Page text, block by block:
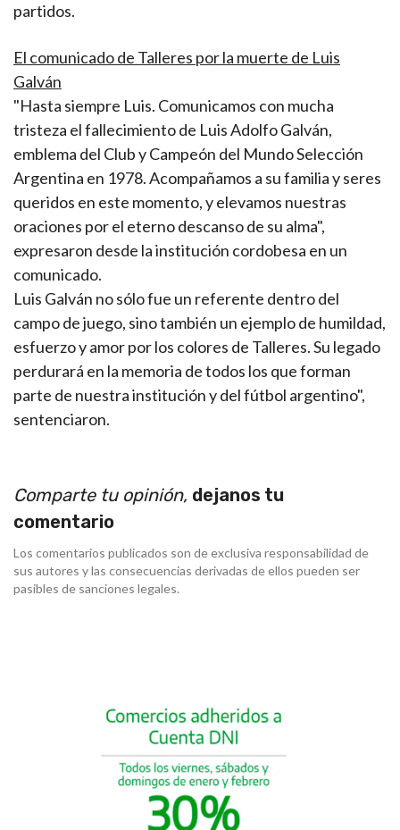
partidos.
El comunicado de Talleres por la muerte de Luis
Galván
"Hasta siempre Luis. Comunicamos con mucha
tristeza el fallecimiento de Luis Adolfo Galván,
emblema del Club y Campeón del Mundo Selección
Argentina en 1978. Acompañamos a su familia y seres
queridos en este momento, y elevamos nuestras
oraciones por el eterno descanso de su alma",
expresaron desde la institución cordobesa en un
comunicado.
Luis Galván no sólo fue un referente dentro del
campo de juego, sino también un ejemplo de humildad,
esfuerzo y amor por los colores de Talleres. Su legado
perdurará en la memoria de todos los que forman
parte de nuestra institución y del fútbol argentino",
sentenciaron.
Comparte tu opinión, dejanos tu
comentario
Los comentarios publicados son de exclusiva responsabilidad de
sus autores y las consecuencias derivadas de ellos pueden ser
pasibles de sanciones legales.